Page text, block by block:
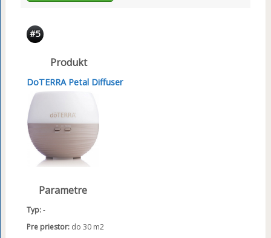
#5
Produkt
DoTERRA Petal Diffuser
Parametre
Typ:-
Pre priestor:do 30 m2